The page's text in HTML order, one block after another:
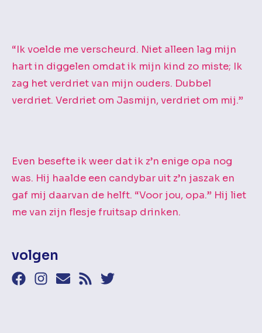
“Ik voelde me verscheurd. Niet alleen lag mijn
hart in diggelen omdat ik mijn kind zo miste; Ik
zag het verdriet van mijn ouders. Dubbel
verdriet. Verdriet om Jasmijn, verdriet om mij.”
Even besefte ik weer dat ik z’n enige opa nog
was. Hij haalde een candybar uit z’n jaszak en
gaf mij daarvan de helft. “Voor jou, opa.” Hij liet
me van zijn flesje fruitsap drinken.
volgen